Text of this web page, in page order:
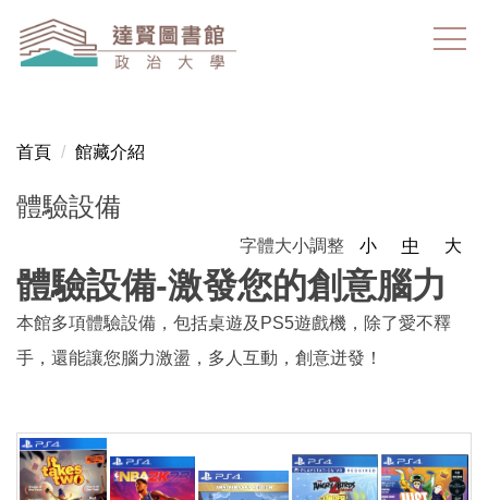
到
主
容
首頁 館藏介紹
體驗設備
字體大小調整 小 中 大
體驗設備-激發您的創意腦力
本館多項體驗設備，包括桌遊及PS5遊戲機，除了愛不釋
手，還能讓您腦力激盪，多人互動，創意迸發！